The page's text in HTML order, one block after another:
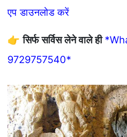
एप डाउनलोड करें
👉सिर्फ सर्विस लेने वाले ही
9729757540*